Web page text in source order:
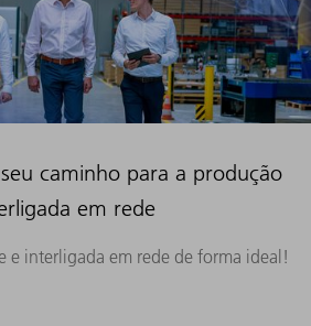
caminho para a produção
em rede
e interligada em rede de forma ideal!